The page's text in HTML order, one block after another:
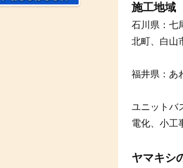
施工地域
石川県：七
北町、白山
福井県：あ
ユニットバ
電化、小工
ヤマキシ